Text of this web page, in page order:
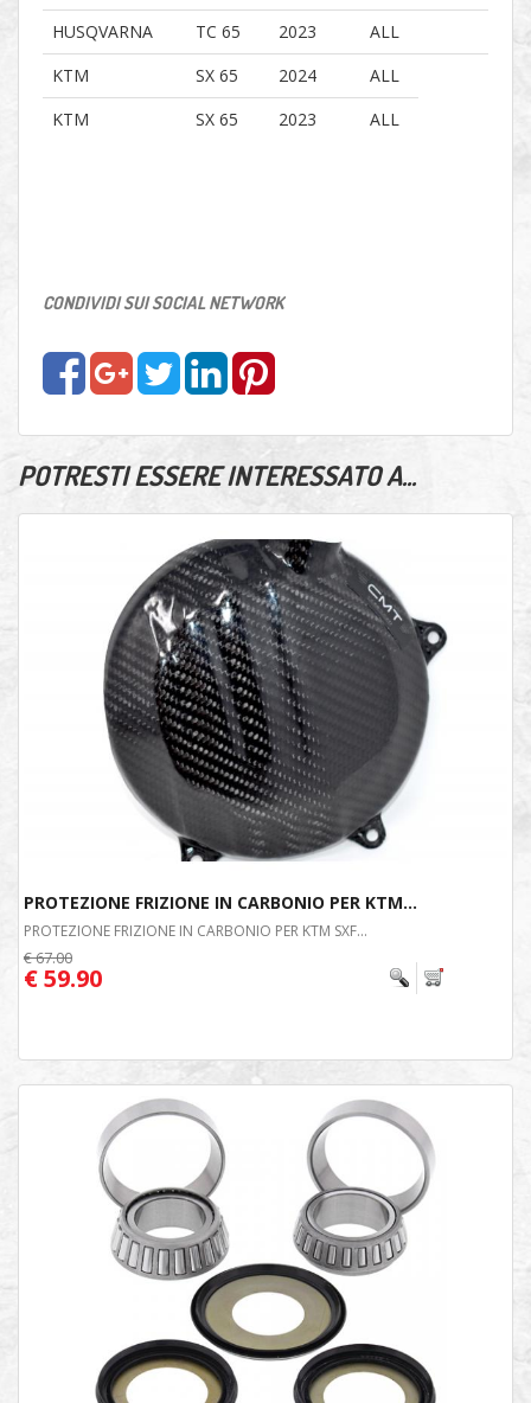
HUSQVARNA
TC 65 2023
ALL
KTM
SX 65 2024
ALL
KTM
SX 65 2023 ALL
CONDIVIDI SUI SOCIAL NETWORK
POTRESTI ESSERE INTERESSATO A...
PROTEZIONE FRIZIONE IN CARBONIO PER KTM...
PROTEZIONE FRIZIONE IN CARBONIO PER KTM SXF...
€ 67.00
€ 59.90